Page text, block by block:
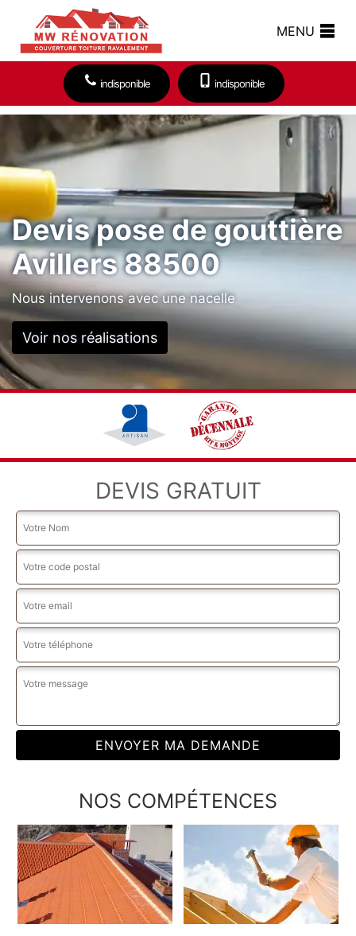
MENU
indisponible indisponible
Devis pose de gouttière
Avillers 88500
Nous intervenons avec une nacelle
Voir nos réalisations
DEVIS GRATUIT
NOS COMPÉTENCES